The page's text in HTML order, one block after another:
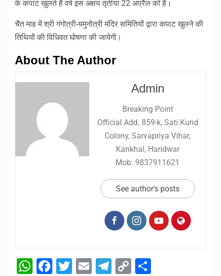
के कपाट खुलते है वर्ष इस अक्षय तृतीया 22 अप्रैल को है।
चैत माह में श्री गंगोत्री-यमुनोत्री मंदिर समितियों द्वारा कपाट खुलने की
तिथियों की विधिवत घोषणा की जायेगी।
About The Author
Admin
Breaking Point
Official Add. 859-k, Sati Kund
Colony, Sarvapriya Vihar,
Kankhal, Haridwar
Mob. 9837911621
See author's posts
WhatsApp
Facebook
Twitter
EmailTelegram
Copy